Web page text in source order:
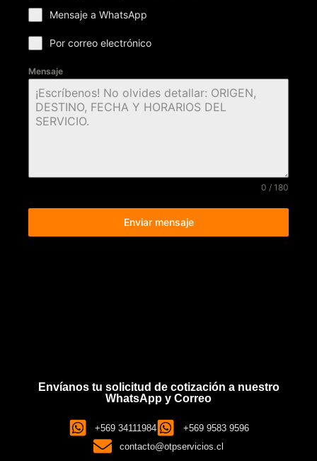
Mensaje a WhatsApp
Por correo electrónico
Mensaje
0 / 180
Enviar mensaje
Envíanos tu solicitud de cotización a nuestro
WhatsApp y Correo
+569 34111984
+569 9583 9596
contacto@otpservicios.cl